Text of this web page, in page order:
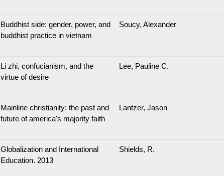
Buddhist side: gender, power, and
buddhist practice in vietnam
Soucy, Alexander
Li zhi, confucianism, and the
virtue of desire
Lee, Pauline C.
Mainline christianity: the past and
future of america's majority faith
Lantzer, Jason
Globalization and International
Education. 2013
Shields, R.